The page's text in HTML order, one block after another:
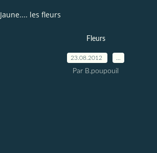
Jaune.... les fleurs
Fleurs
23.08.2012
Par B.poupouil